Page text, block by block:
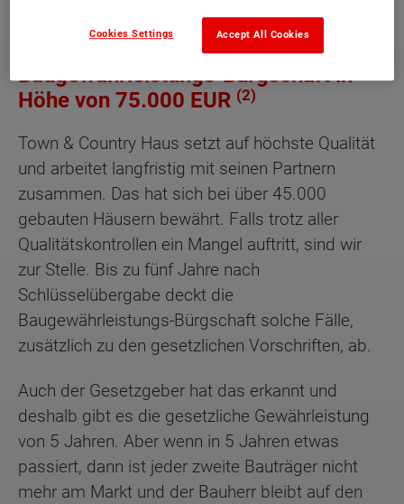
Baugewährleistungs-Bürgschaft in
Höhe von 75.000 EUR (2)
Town & Country Haus setzt auf höchste Qualität
und arbeitet langfristig mit seinen Partnern
zusammen. Das hat sich bei über 45.000
gebauten Häusern bewährt. Falls trotz aller
Qualitätskontrollen ein Mangel auftritt, sind wir
zur Stelle. Bis zu fünf Jahre nach
Schlüsselübergabe deckt die
Baugewährleistungs-Bürgschaft solche Fälle,
zusätzlich zu den gesetzlichen Vorschriften, ab.
Auch der Gesetzgeber hat das erkannt und
deshalb gibt es die gesetzliche Gewährleistung
von 5 Jahren. Aber wenn in 5 Jahren etwas
passiert, dann ist jeder zweite Bauträger nicht
mehr am Markt und der Bauherr bleibt auf den
Accept All Cookies
Cookies Settings